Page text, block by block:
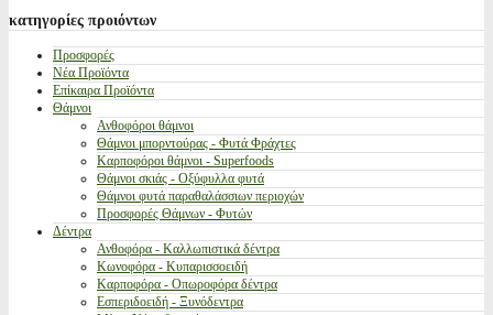
κατηγορίες προιόντων
Προσφορές
Νέα Προϊόντα
Επίκαιρα Προϊόντα
Θάμνοι
Ανθοφόροι θάμνοι
Θάμνοι μπορντούρας - Φυτά Φράχτες
Καρποφόροι θάμνοι - Superfoods
Θάμνοι σκιάς - Οξύφυλλα φυτά
Θάμνοι φυτά παραθαλάσσιων περιοχών
Προσφορές Θάμνων - Φυτών
Δέντρα
Ανθοφόρα - Καλλωπιστικά δέντρα
Κωνοφόρα - Κυπαρισσοειδή
Καρποφόρα - Οπωροφόρα δέντρα
Εσπεριδοειδή - Ξυνόδεντρα